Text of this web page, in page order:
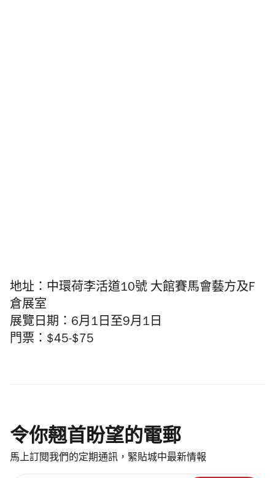
地址：中環荷李活道10號 大館賽馬會藝方及F
倉展室
展覽日期：6月1日至9月1日
門票：$45-$75
令你翹首盼望的電郵
馬上訂閱我們的定期通訊，緊貼城中最新情報